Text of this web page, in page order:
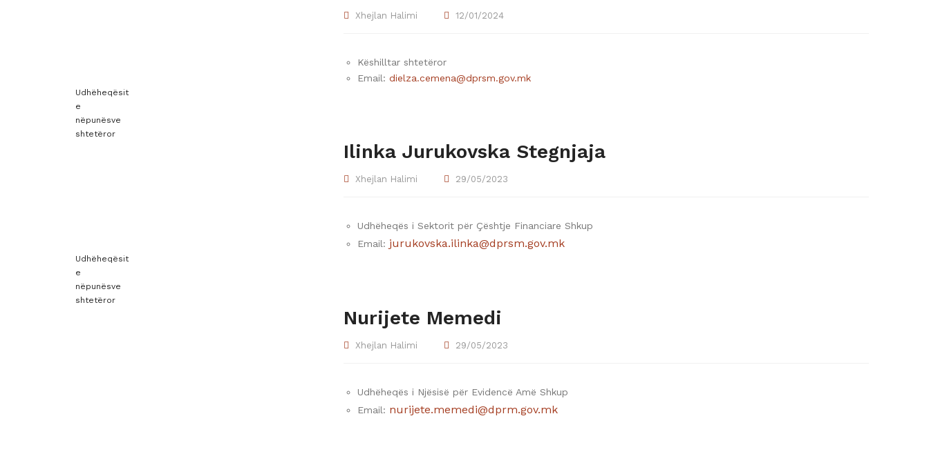
Xhejlan Halimi 12/01/2024
Këshilltar shtetëror
Email: dielza.cemena@dprsm.gov.mk
Udhëheqësit
e
nëpunësve
shtetëror
Ilinka Jurukovska Stegnjaja
Xhejlan Halimi 29/05/2023
Udhëheqës i Sektorit për Çështje Financiare Shkup
Email: jurukovska.ilinka@dprsm.gov.mk
Udhëheqësit
e
nëpunësve
shtetëror
Nurijete Memedi
Xhejlan Halimi 29/05/2023
Udhëheqës i Njësisë për Evidencë Amë Shkup
Email: nurijete.memedi@dprm.gov.mk